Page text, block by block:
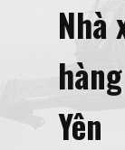
Nhà
Yên